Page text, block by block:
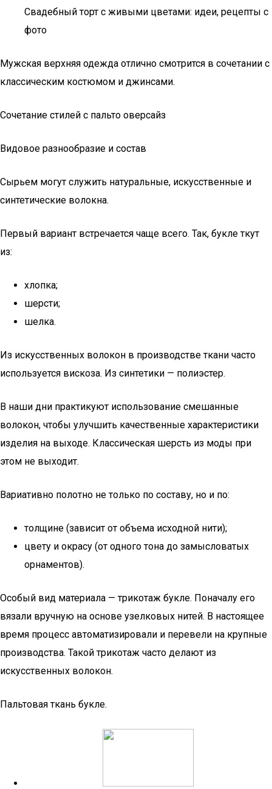
Свадебный торт с живыми цветами: идеи, рецепты с
фото
Мужская верхняя одежда отлично смотрится в сочетании с
классическим костюмом и джинсами.
Сочетание стилей с пальто оверсайз
Видовое разнообразие и состав
Сырьем могут служить натуральные, искусственные и
синтетические волокна.
Первый вариант встречается чаще всего. Так, букле ткут
из:
хлопка;
шерсти;
шелка.
Из искусственных волокон в производстве ткани часто
используется вискоза. Из синтетики — полиэстер.
В наши дни практикуют использование смешанные
волокон, чтобы улучшить качественные характеристики
изделия на выходе. Классическая шерсть из моды при
этом не выходит.
Вариативно полотно не только по составу, но и по:
толщине (зависит от объема исходной нити);
цвету и окрасу (от одного тона до замысловатых
орнаментов).
Особый вид материала — трикотаж букле. Поначалу его
вязали вручную на основе узелковых нитей. В настоящее
время процесс автоматизировали и перевели на крупные
производства. Такой трикотаж часто делают из
искусственных волокон.
Пальтовая ткань букле.